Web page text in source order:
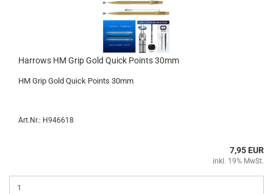
Har­rows HM Grip Gold Quick Points 30mm
HM Grip Gold Quick Points 30mm
Art.Nr.: H946618
7,95 EUR
inkl. 19% MwSt.